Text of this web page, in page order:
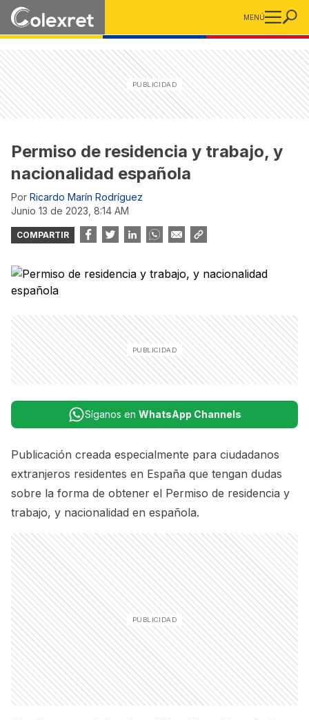
MENÚ
Permiso de residencia y trabajo, y
nacionalidad española
Por Ricardo Marín Rodríguez
junio 13 de 2023, 8:14 AM
COMPARTIR
Síganos en WhatsApp Channels
Publicación creada especialmente para ciudadanos
extranjeros residentes en España que tengan dudas
sobre la forma de obtener el Permiso de residencia y
trabajo, y nacionalidad en española.